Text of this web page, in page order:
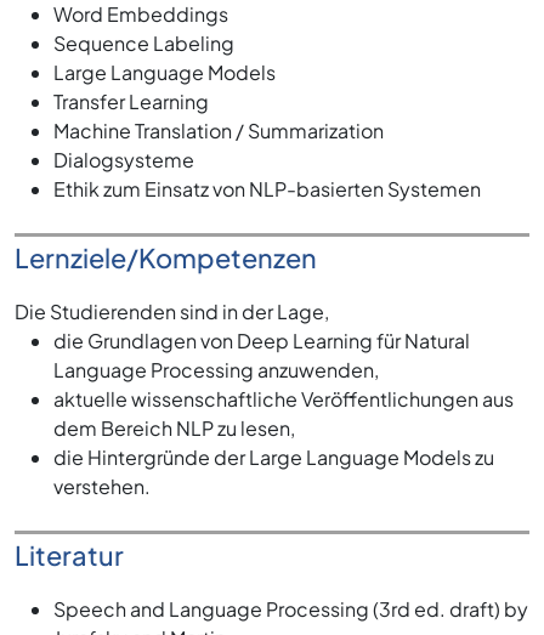
Word Embeddings
Sequence Labeling
Large Language Models
Transfer Learning
Machine Translation / Summarization
Dialogsysteme
Ethik zum Einsatz von NLP-basierten Systemen
Lernziele/Kompetenzen
Die Studierenden sind in der Lage,
die Grundlagen von Deep Learning für Natural
Language Processing anzuwenden,
aktuelle wissenschaftliche Veröffentlichungen aus
dem Bereich NLP zu lesen,
die Hintergründe der Large Language Models zu
verstehen.
Literatur
Speech and Language Processing (3rd ed. draft) by